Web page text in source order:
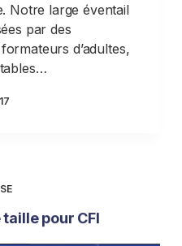
Notre large éventail
par des
d’adultes,
pour CFI